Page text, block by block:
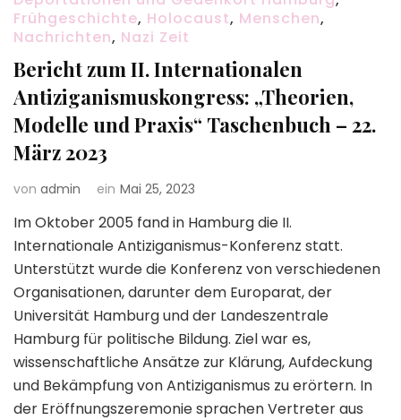
Frühgeschichte, Holocaust, Menschen,
Nachrichten, Nazi Zeit
Bericht zum II. Internationalen
Antiziganismuskongress: „Theorien,
Modelle und Praxis“ Taschenbuch – 22.
März 2023
von admin ein Mai 25, 2023
Im Oktober 2005 fand in Hamburg die II.
Internationale Antiziganismus-Konferenz statt.
Unterstützt wurde die Konferenz von verschiedenen
Organisationen, darunter dem Europarat, der
Universität Hamburg und der Landeszentrale
Hamburg für politische Bildung. Ziel war es,
wissenschaftliche Ansätze zur Klärung, Aufdeckung
und Bekämpfung von Antiziganismus zu erörtern. In
der Eröffnungszeremonie sprachen Vertreter aus